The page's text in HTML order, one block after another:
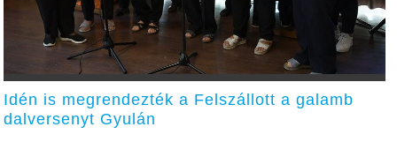
Idén is megrendezték a Felszállott a galamb
dalversenyt Gyulán